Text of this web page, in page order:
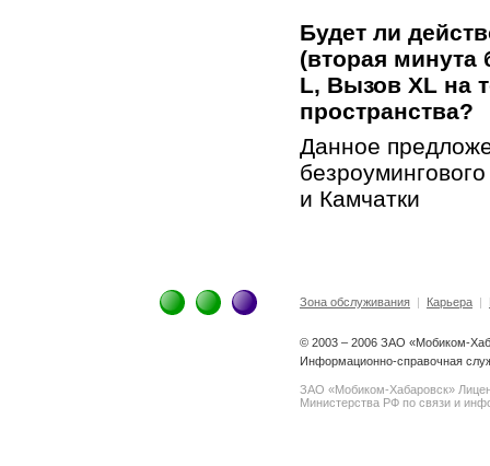
Будет ли
(вторая
L, Вызов XL на
пространства?
Данное
и Камчатки
Зона обслуживания| Карьера|
© 2003 – 2006 ЗАО «Мобиком-
Информационно-справочная
ЗАО «Мобиком-Хабаровск»
Министерства РФ по связи и